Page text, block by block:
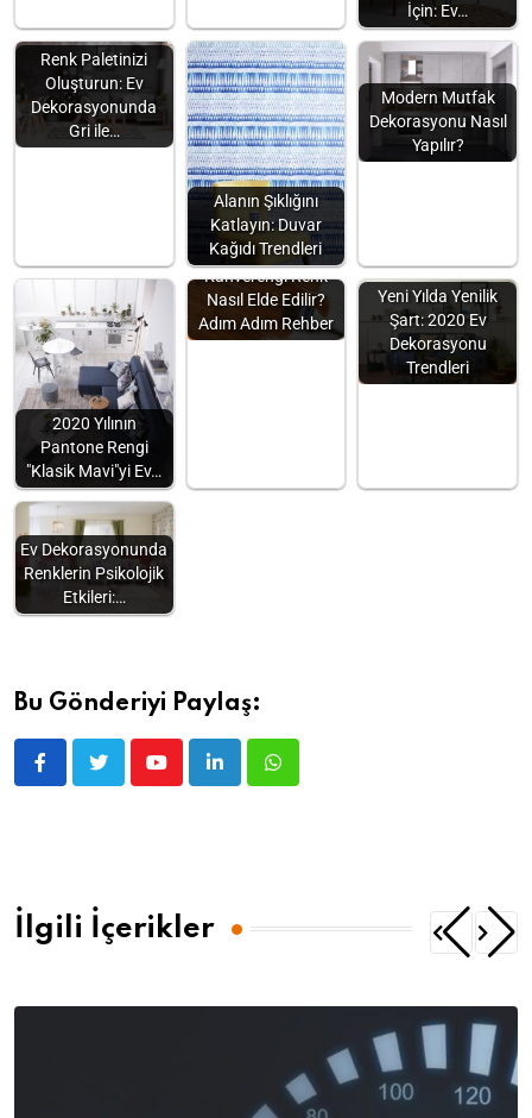
İçin: Ev…
Renk Paletinizi
Oluşturun: Ev
Dekorasyonunda
Gri ile…
Alanın Şıklığını
Katlayın: Duvar
Kağıdı Trendleri
Modern Mutfak
Dekorasyonu Nasıl
Yapılır?
2020 Yılının
Pantone Rengi
"Klasik Mavi"yi Ev…
Kahverengi Renk
Nasıl Elde Edilir?
Adım Adım Rehber
Yeni Yılda Yenilik
Şart: 2020 Ev
Dekorasyonu
Trendleri
Ev Dekorasyonunda
Renklerin Psikolojik
Etkileri:…
Bu Gönderiyi Paylaş:
İlgili İçerikler